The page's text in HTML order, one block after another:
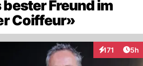
Freund im
Coiffeur»
171
Interaktionen
5h